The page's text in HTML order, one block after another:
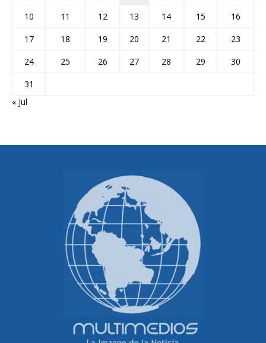
10
11 12 13 14 15
16
17
18 19 20 21 22
23
24
25 26 27 28 29
30
31
« Jul